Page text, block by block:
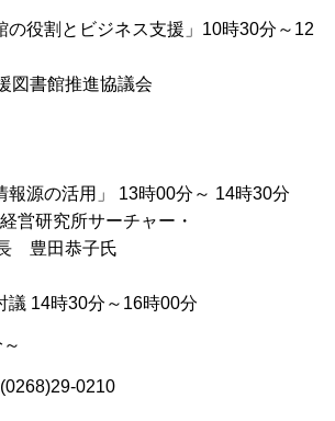
の役割とビジネス支援」10時30分～12
書館推進協議会
報源の活用」 13時00分～ 14時30分
営研究所サーチャー・
豊田恭子氏
議 14時30分～16時00分
0210